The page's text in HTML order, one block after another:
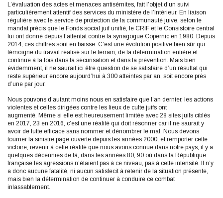
L’évaluation des actes et menaces antisémites, fait l’objet d’un suivi
particulièrement attentif des services du ministère de l’Intérieur. En liaison
régulière avec le service de protection de la communauté juive, selon le
mandat précis que le Fonds social juif unifié, le CRIF et le Consistoire central
lui ont donné depuis l’attentat contre la synagogue Copernic en 1980. Depuis
2014, ces chiffres sont en baisse. C’est une évolution positive bien sûr qui
témoigne du travail réalisé sur le terrain, de la détermination entière et
continue à la fois dans la sécurisation et dans la prévention. Mais bien
évidemment, il ne saurait ici être question de se satisfaire d’un résultat qui
reste supérieur encore aujourd’hui à 300 atteintes par an, soit encore près
d’une par jour.
Nous pouvons d’autant moins nous en satisfaire que l’an dernier, les actions
violentes et celles dirigées contre les lieux de culte juifs ont
augmenté. Même si elle est heureusement limitée avec 28 sites juifs ciblés
en 2017, 23 en 2016, c’est une réalité qui doit résonner car il ne saurait y
avoir de lutte efficace sans nommer et dénombrer le mal. Nous devons
tourner la sinistre page ouverte depuis les années 2000, et remporter cette
victoire, revenir à cette réalité que nous avons connue dans notre pays, il y a
quelques décennies de là, dans les années 80, 90 où dans la République
française les agressions n’étaient pas à ce niveau, pas à cette intensité. Il n’y
a donc aucune fatalité, ni aucun satisfecit à retenir de la situation présente,
mais bien la détermination de continuer à conduire ce combat
inlassablement.